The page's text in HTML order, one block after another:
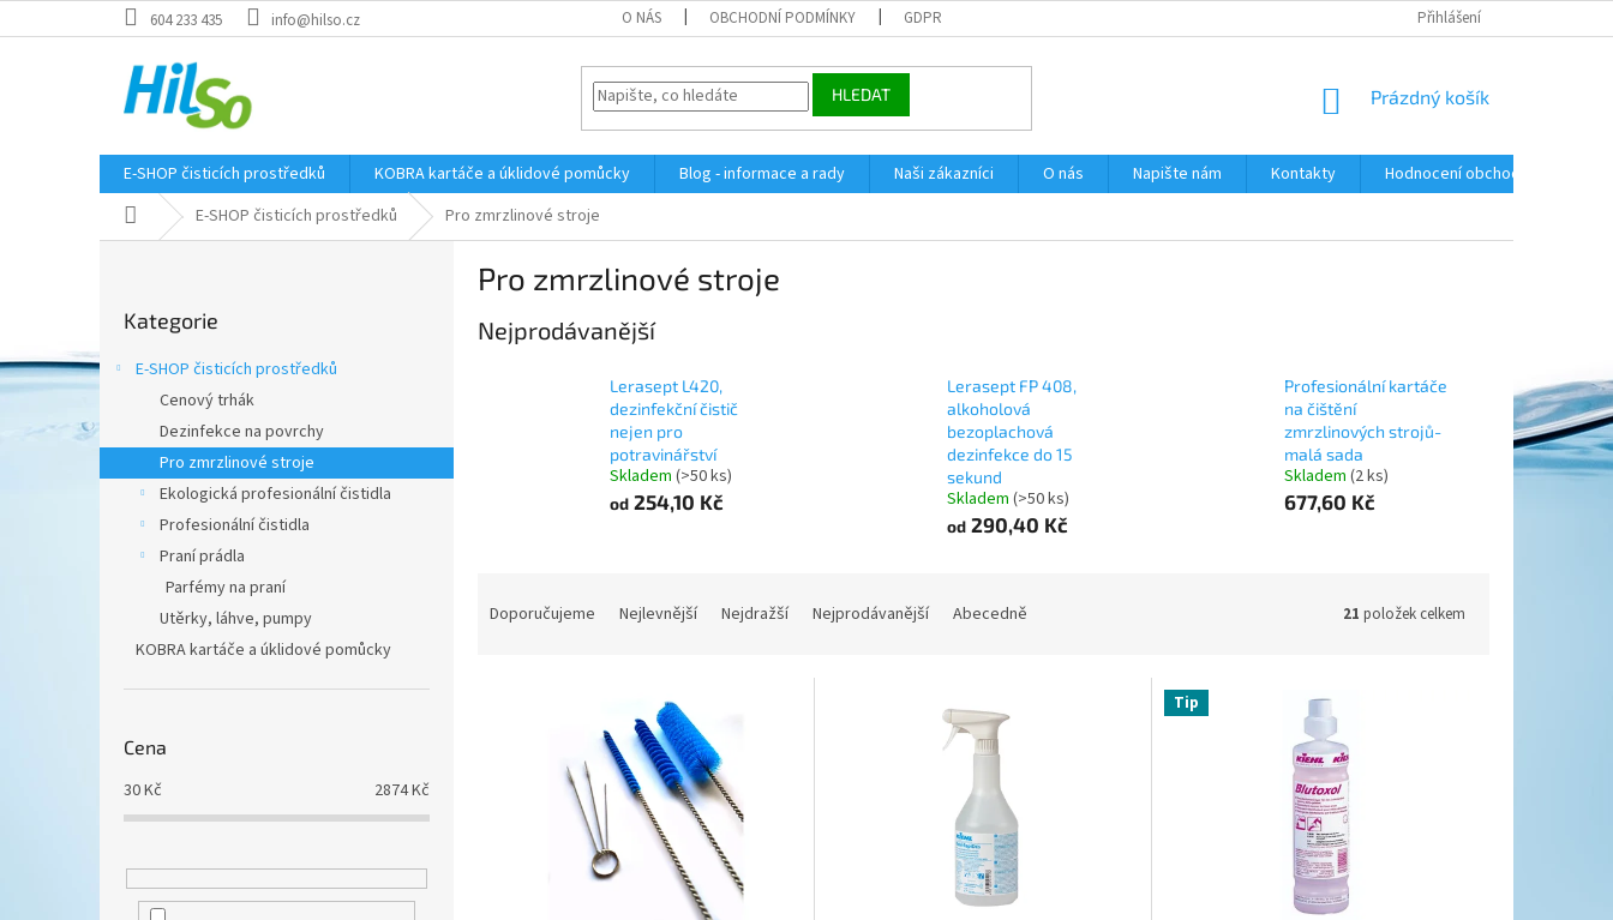
na
604 233 435 info@hilso.cz O NÁS OBCHODNÍ PODMÍNKY GDPR Přihlášení
HLEDAT
NÁKUPNÍ
Prázdný košík
E-SHOP čisticích prostředků KOBRA kartáče a úklidové pomůcky Blog - informace a rady Naši zákazníci O nás Napište nám Kontakty
Hodnocení obchodu
Domů E-SHOP čisticích prostředků Pro zmrzlinové stroje
r
a
kategorie
Kategorie
E-SHOP čisticích prostředků
Cenový trhák
Dezinfekce na povrchy
Pro zmrzlinové stroje
Ekologická profesionální čistidla
Profesionální čistidla
Praní prádla
Parfémy na praní
Utěrky, láhve, pumpy
KOBRA kartáče a úklidové pomůcky
Cena
30Kč 2874Kč
Pro zmrzlinové stroje
Nejprodávanější
Lerasept L420,
dezinfekční čistič
nejen pro
potravinářství
Skladem (>50 ks)
od 254,10 Kč
Lerasept FP 408,
alkoholová
bezoplachová
dezinfekce do 15
sekund
Skladem (>50 ks)
od290,40 Kč
Profesionální kartáče
na čištění
zmrzlinových strojů-
malá sada
Skladem (2 ks)
677,60 Kč
Doporučujeme Nejlevnější Nejdražší Nejprodávanější Abecedně 21 položek celkem
Tip